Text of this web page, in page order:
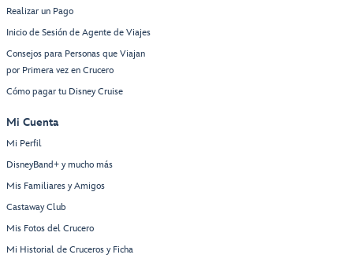
Realizar un Pago
Inicio de Sesión de Agente de Viajes
Consejos para Personas que Viajan
por Primera vez en Crucero
Cómo pagar tu Disney Cruise
Mi Cuenta
Mi Perfil
DisneyBand+ y mucho más
Mis Familiares y Amigos
Castaway Club
Mis Fotos del Crucero
Mi Historial de Cruceros y Ficha